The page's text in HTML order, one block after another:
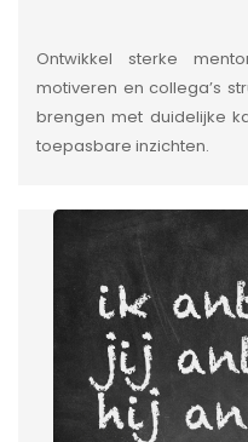
Ontwikkel sterke
motiveren en collega’s
brengen met duidelijke
toepasbare inzichten.